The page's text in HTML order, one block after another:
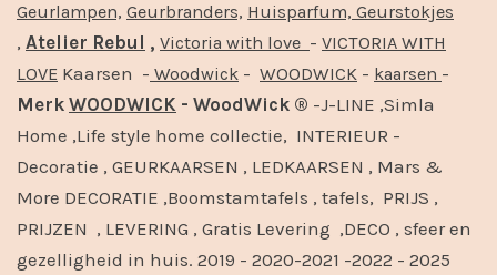
Geurlampen, Geurbranders, Huisparfum, Geurstokjes
, Atelier Rebul , Victoria with love - VICTORIA WITH
LOVE Kaarsen - Woodwick - WOODWICK - kaarsen -
Merk WOODWICK - WoodWick ® -J-LINE ,Simla
Home ,Life style home collectie, INTERIEUR -
Decoratie , GEURKAARSEN , LEDKAARSEN , Mars &
More DECORATIE ,Boomstamtafels , tafels, PRIJS ,
PRIJZEN , LEVERING , Gratis Levering ,DECO , sfeer en
gezelligheid in huis. 2019 - 2020-2021 -2022 - 2025